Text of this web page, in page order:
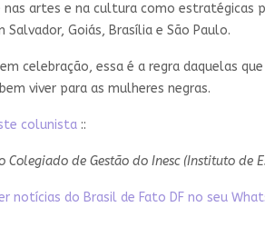
artes e na cultura como estratégicas
Goiás, Brasília e São Paulo.
celebração, essa é a regra daquelas
viver para as mulheres negras.
colunista ::
Colegiado de Gestão do Inesc (Instituto de
notícias do Brasil de Fato DF no seu